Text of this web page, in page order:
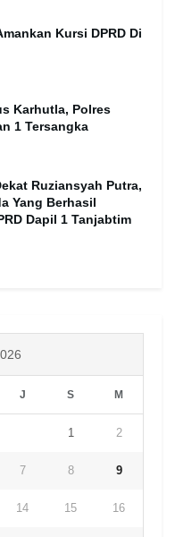
Kursi DPRD Di
Karhutla, Polres
1 Tersangka
Ruziansyah Putra,
Yang Berhasil
Dapil 1 Tanjabtim
J S M
1 2
7 8 9
14 15 16